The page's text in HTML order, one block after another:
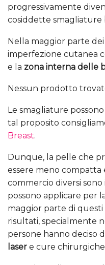
progressivamente
cosiddette smagliature
Nella maggior parte dei
imperfezione cutanea
e la zona interna delle
Nessun prodotto
Le smagliature
tal proposito
Breast.
Dunque, la pelle che
essere meno compatta
commercio diversi sono i
possono applicare per
maggior parte di
risultati, specialmente
persone hanno deciso
laser e cure